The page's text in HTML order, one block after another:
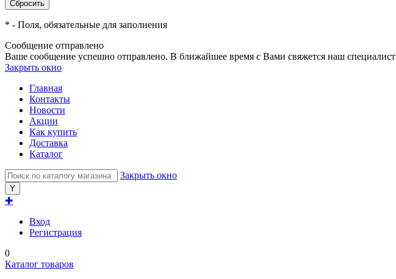
* - Поля, обязательные для заполнения
Сообщение отправлено
Ваше сообщение успешно отправлено. В ближайшее время с Вами свяжется наш специалист
Закрыть окно
Главная
Контакты
Новости
Акции
Как купить
Доставка
Каталог
Закрыть окно
✚
Вход
Регистрация
0
Каталог товаров